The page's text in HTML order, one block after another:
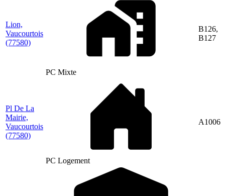
Lion,
Vaucourtois
(77580)
PC Mixte
B126,
B127
Pl De La
Mairie,
Vaucourtois
(77580)
PC Logement
A1006